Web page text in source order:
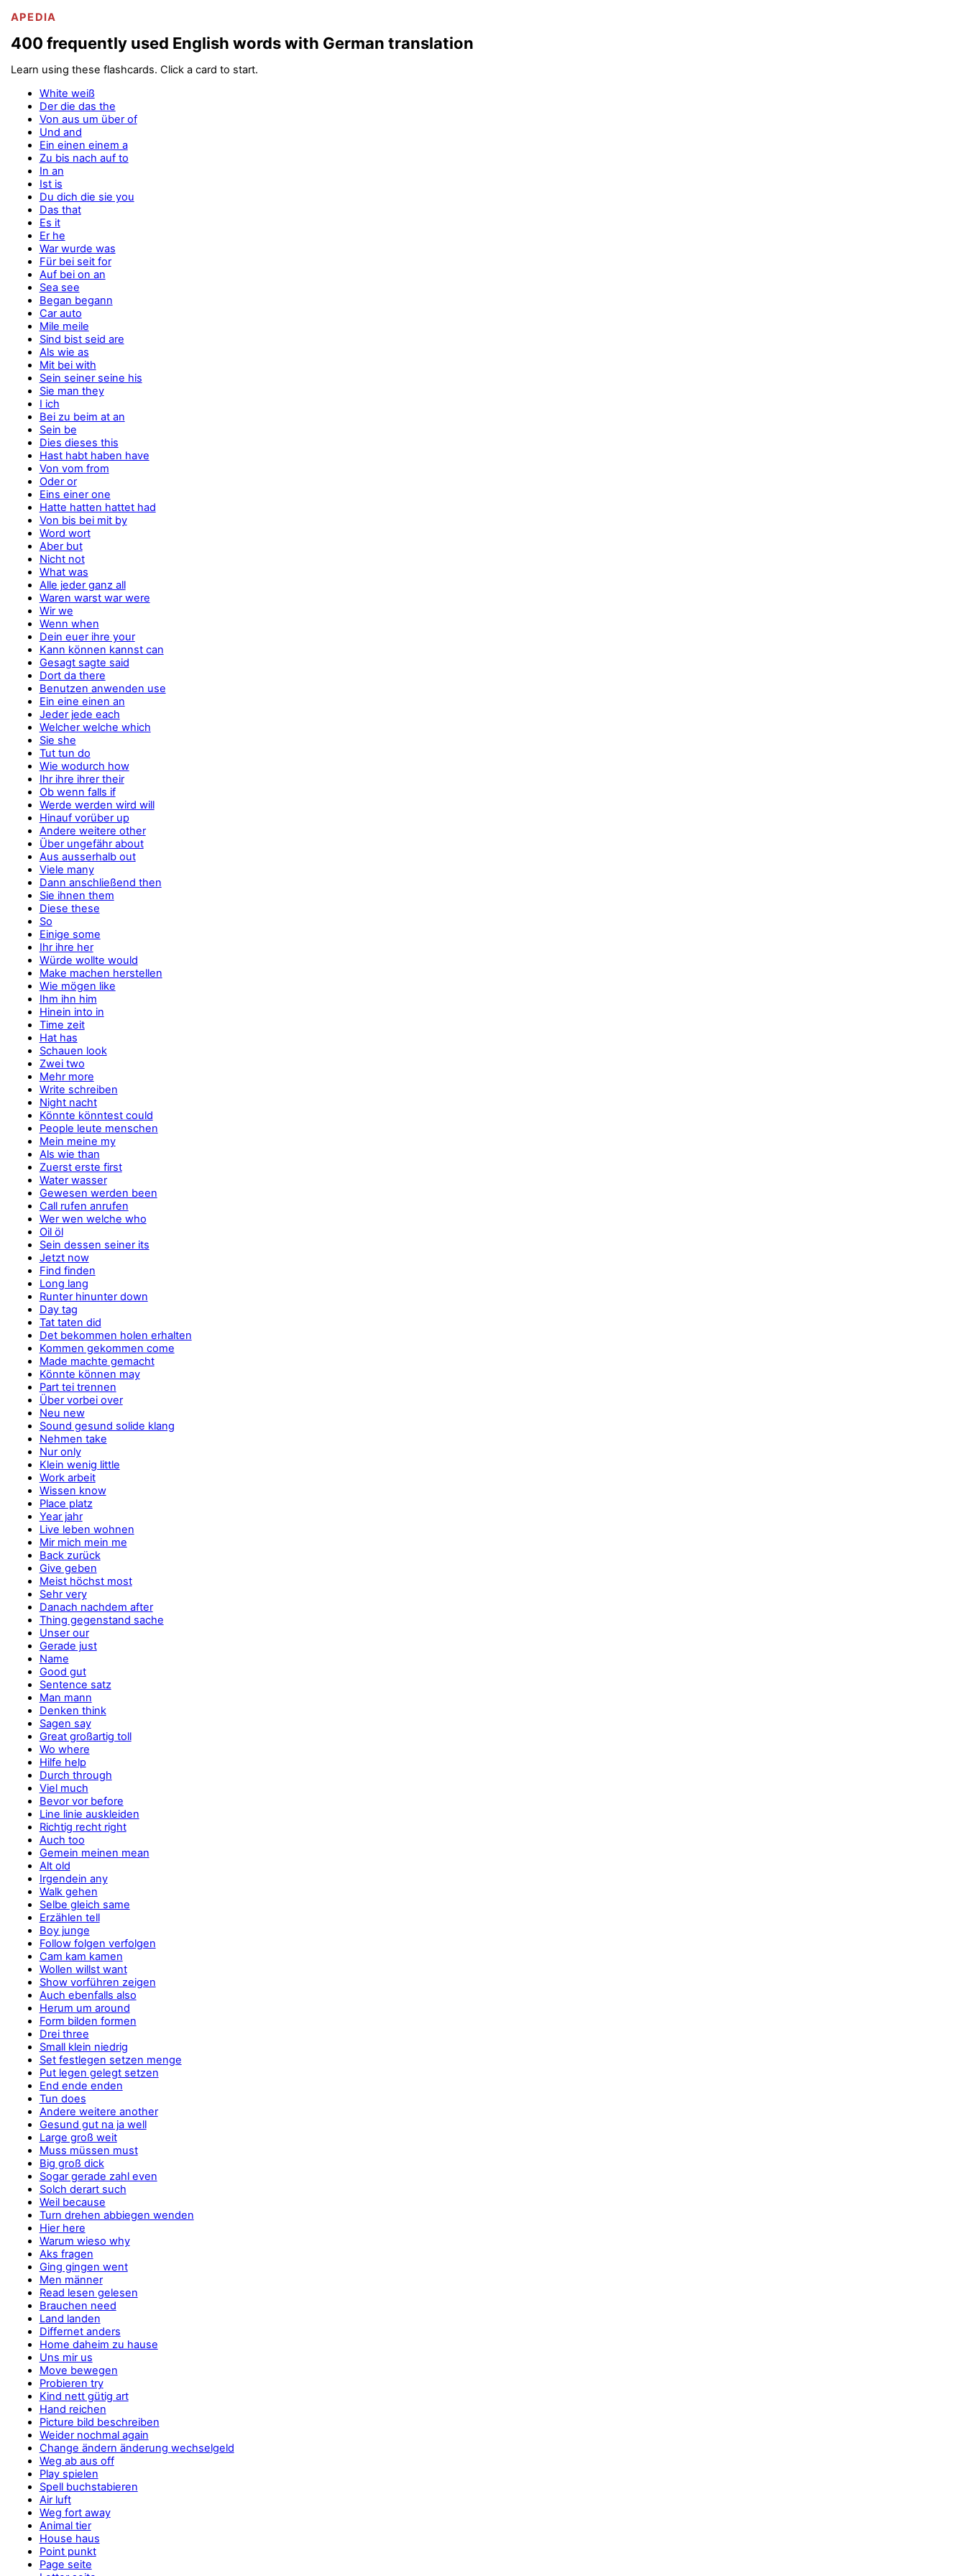
APEDIA
400 frequently used English words with German translation
Learn using these flashcards. Click a card to start.
White weiß
Der die das the
Von aus um über of
Und and
Ein einen einem a
Zu bis nach auf to
In an
Ist is
Du dich die sie you
Das that
Es it
Er he
War wurde was
Für bei seit for
Auf bei on an
Sea see
Began begann
Car auto
Mile meile
Sind bist seid are
Als wie as
Mit bei with
Sein seiner seine his
Sie man they
I ich
Bei zu beim at an
Sein be
Dies dieses this
Hast habt haben have
Von vom from
Oder or
Eins einer one
Hatte hatten hattet had
Von bis bei mit by
Word wort
Aber but
Nicht not
What was
Alle jeder ganz all
Waren warst war were
Wir we
Wenn when
Dein euer ihre your
Kann können kannst can
Gesagt sagte said
Dort da there
Benutzen anwenden use
Ein eine einen an
Jeder jede each
Welcher welche which
Sie she
Tut tun do
Wie wodurch how
Ihr ihre ihrer their
Ob wenn falls if
Werde werden wird will
Hinauf vorüber up
Andere weitere other
Über ungefähr about
Aus ausserhalb out
Viele many
Dann anschließend then
Sie ihnen them
Diese these
So
Einige some
Ihr ihre her
Würde wollte would
Make machen herstellen
Wie mögen like
Ihm ihn him
Hinein into in
Time zeit
Hat has
Schauen look
Zwei two
Mehr more
Write schreiben
Night nacht
Könnte könntest could
People leute menschen
Mein meine my
Als wie than
Zuerst erste first
Water wasser
Gewesen werden been
Call rufen anrufen
Wer wen welche who
Oil öl
Sein dessen seiner its
Jetzt now
Find finden
Long lang
Runter hinunter down
Day tag
Tat taten did
Det bekommen holen erhalten
Kommen gekommen come
Made machte gemacht
Könnte können may
Part tei trennen
Über vorbei over
Neu new
Sound gesund solide klang
Nehmen take
Nur only
Klein wenig little
Work arbeit
Wissen know
Place platz
Year jahr
Live leben wohnen
Mir mich mein me
Back zurück
Give geben
Meist höchst most
Sehr very
Danach nachdem after
Thing gegenstand sache
Unser our
Gerade just
Name
Good gut
Sentence satz
Man mann
Denken think
Sagen say
Great großartig toll
Wo where
Hilfe help
Durch through
Viel much
Bevor vor before
Line linie auskleiden
Richtig recht right
Auch too
Gemein meinen mean
Alt old
Irgendein any
Walk gehen
Selbe gleich same
Erzählen tell
Boy junge
Follow folgen verfolgen
Cam kam kamen
Wollen willst want
Show vorführen zeigen
Auch ebenfalls also
Herum um around
Form bilden formen
Drei three
Small klein niedrig
Set festlegen setzen menge
Put legen gelegt setzen
End ende enden
Tun does
Andere weitere another
Gesund gut na ja well
Large groß weit
Muss müssen must
Big groß dick
Sogar gerade zahl even
Solch derart such
Weil because
Turn drehen abbiegen wenden
Hier here
Warum wieso why
Aks fragen
Ging gingen went
Men männer
Read lesen gelesen
Brauchen need
Land landen
Differnet anders
Home daheim zu hause
Uns mir us
Move bewegen
Probieren try
Kind nett gütig art
Hand reichen
Picture bild beschreiben
Weider nochmal again
Change ändern änderung wechselgeld
Weg ab aus off
Play spielen
Spell buchstabieren
Air luft
Weg fort away
Animal tier
House haus
Point punkt
Page seite